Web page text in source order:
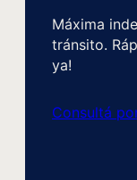
Máxima
tránsito.
ya!
Consultá